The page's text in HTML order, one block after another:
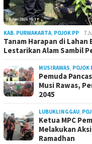
KAB. PURWAKARTA, POJOK PP 7
Tanam Harapan di Lahan
Lestarikan Alam Sambil
MUSIRAWAS, POJOK
Pemuda
Musi Rawas,
2045
LUBUKLINGGAU,
Ketua MPC
Melakukan
Ramadhan